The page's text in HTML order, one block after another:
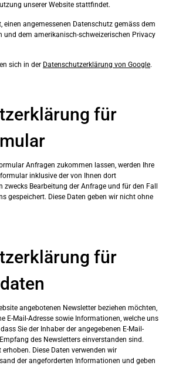
unserer Website stattfindet.
einen angemessenen Datenschutz gemäss dem
und dem amerikanisch-schweizerischen Privacy
sich in der Datenschutzerklärung von Google.
für
Anfragen zukommen lassen, werden Ihre
inklusive der von Ihnen dort
Bearbeitung der Anfrage und für den Fall
gespeichert. Diese Daten geben wir nicht ohne
für
angebotenen Newsletter beziehen möchten,
E-Mail-Adresse sowie Informationen, welche uns
Sie der Inhaber der angegebenen E-Mail-
des Newsletters einverstanden sind.
Diese Daten verwenden wir
der angeforderten Informationen und geben